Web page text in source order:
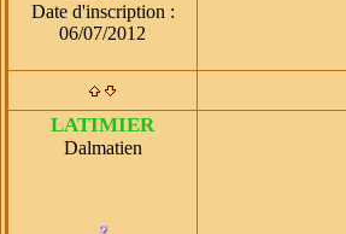
Date d'inscription :
06/07/2012
LATIMIER
Dalmatien